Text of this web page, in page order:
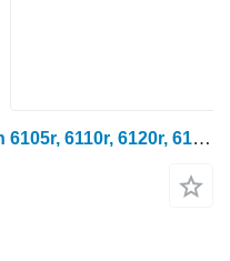
John Deere Caja de nivelación 6105r, 6110r, 6120r, 6135r derecha/izquierda Al218723 AL218723 para tractor de ruedas